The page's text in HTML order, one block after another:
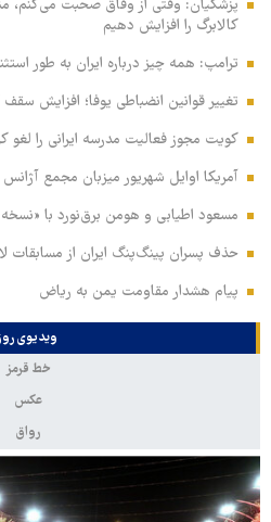
پزشکیان: وقتی از وفاق صحبت می‌کنم،
کالابرگ را افزایش دهیم
ترامپ: همه چیز درباره ایران به طور
تغییر قوانین انضباطی یوفا؛ افزایش
کویت مجوز فعالیت مدرسه ایرانی را لغو
آمریکا اوایل شهریور میزبان مجمع
مسعود اطیابی و هومن برق‌نورد با «نسخه
حذف پسران پینگ‌پنگ ایران از مسابقات
پیام هشدار مقاومت یمن به ریاض
ویدیوی
خط قرمز
عکس
رواق